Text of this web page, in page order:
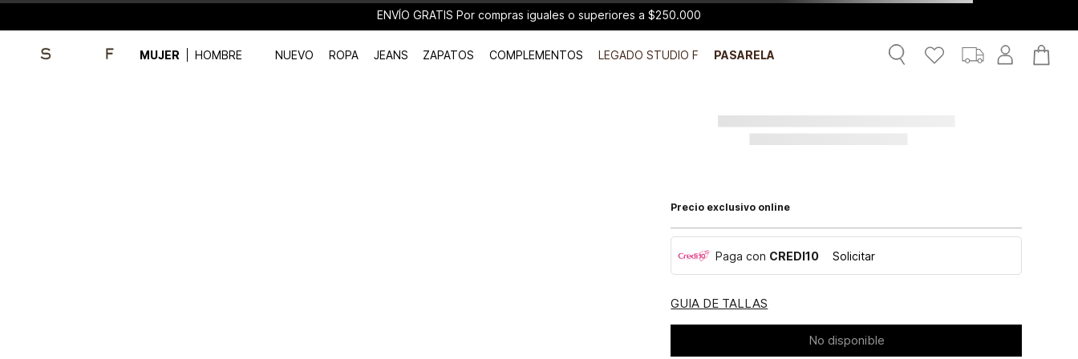
ENVÍO GRATIS Por compras iguales o superiores a $250.000
MUJER HOMBRE NUEVO ROPA JEANS ZAPATOS COMPLEMENTOS LEGADO STUDIO F PASARELA
Precio exclusivo online
Paga con CREDI10 Solicitar
GUIA DE TALLAS
No disponible